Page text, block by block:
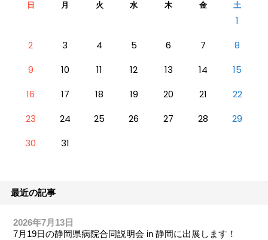
日 月 火 水 木 金 土
1
2
3 4 5 6 7
8
9
10 11 12 13 14
15
16
17 18 19 20 21
22
23
24 25 26 27 28
29
30
31
最近の記事
2026年7月13日
7月19日の静岡県病院合同説明会 in 静岡に出展します！